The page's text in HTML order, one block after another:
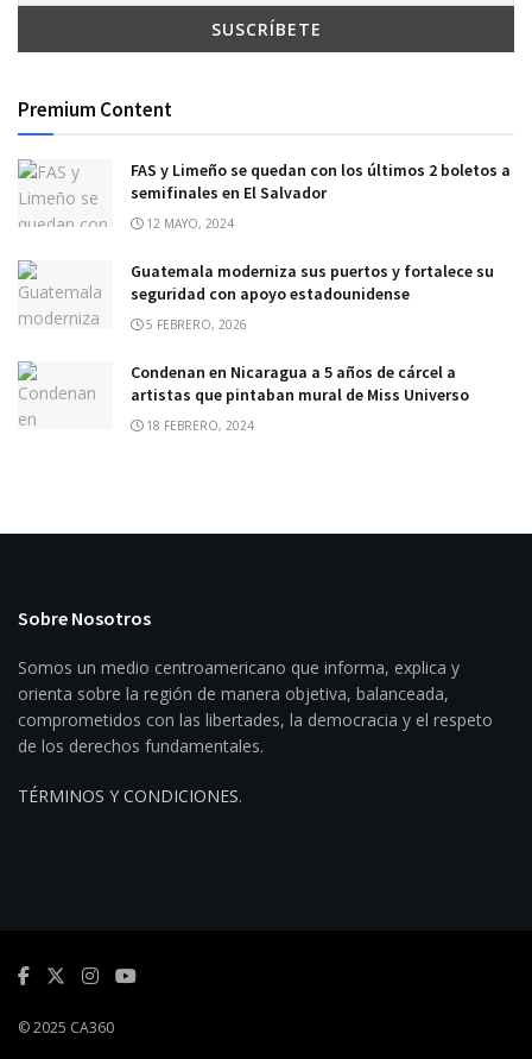
Premium Content
FAS y Limeño se quedan con los últimos 2 boletos a
semifinales en El Salvador
12 MAYO, 2024
Guatemala moderniza sus puertos y fortalece su
seguridad con apoyo estadounidense
5 FEBRERO, 2026
Condenan en Nicaragua a 5 años de cárcel a
artistas que pintaban mural de Miss Universo
18 FEBRERO, 2024
Sobre Nosotros
Somos un medio centroamericano que informa, explica y
orienta sobre la región de manera objetiva, balanceada,
comprometidos con las libertades, la democracia y el respeto
de los derechos fundamentales.
TÉRMINOS Y CONDICIONES.
© 2025 CA360